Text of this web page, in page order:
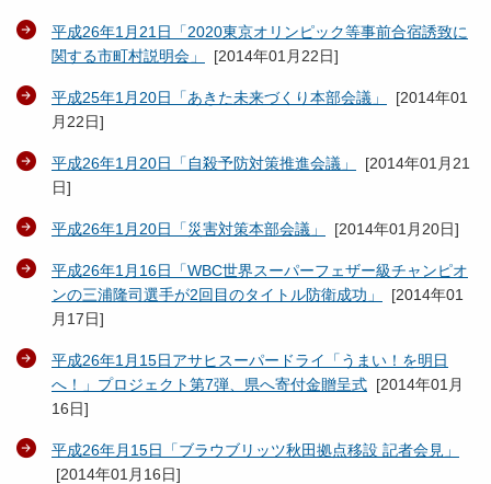
平成26年1月21日「2020東京オリンピック等事前合宿誘致に
関する市町村説明会」
[2014年01月22日]
平成25年1月20日「あきた未来づくり本部会議」 [2014年01
月22日]
平成26年1月20日「自殺予防対策推進会議」 [2014年01月21
日]
平成26年1月20日「災害対策本部会議」 [2014年01月20日]
平成26年1月16日「WBC世界スーパーフェザー級チャンピオ
ンの三浦隆司選手が2回目のタイトル防衛成功」
[2014年01
月17日]
平成26年1月15日アサヒスーパードライ「うまい！を明日
へ！」プロジェクト第7弾、県へ寄付金贈呈式 [2014年01月
16日]
平成26年月15日「ブラウブリッツ秋田拠点移設 記者会見」
[2014年01月16日]